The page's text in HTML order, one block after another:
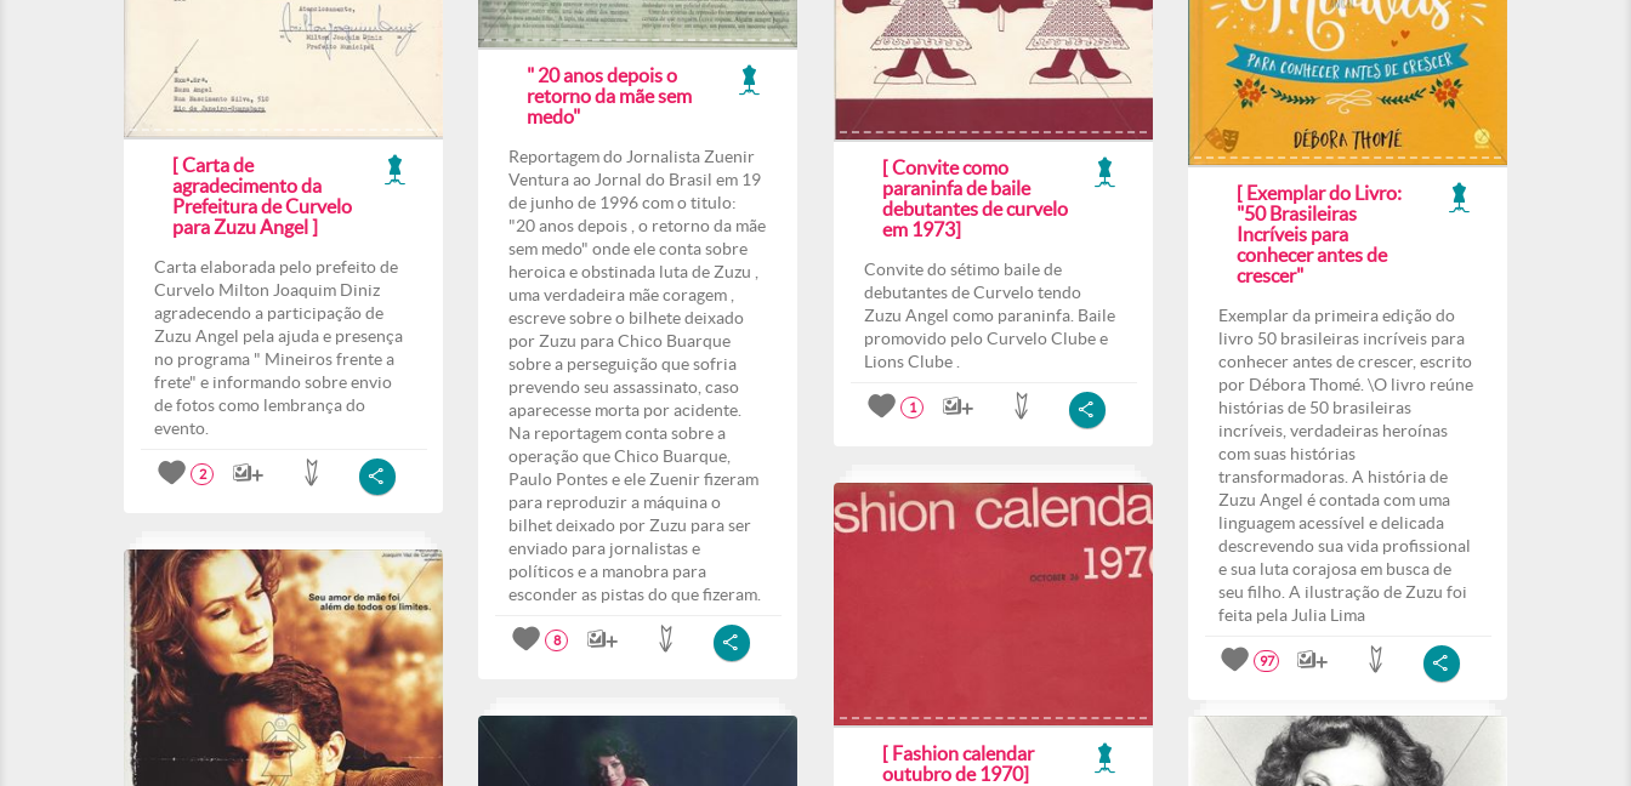
" 20 anos depois o
retorno da mãe sem
medo"
Reportagem do Jornalista Zuenir
Ventura ao Jornal do Brasil em 19
de junho de 1996 com o titulo:
"20 anos depois , o retorno da mãe
sem medo" onde ele conta sobre
heroica e obstinada luta de Zuzu ,
uma verdadeira mãe coragem ,
escreve sobre o bilhete deixado
por Zuzu para Chico Buarque
sobre a perseguição que sofria
prevendo seu assassinato, caso
aparecesse morta por acidente.
Na reportagem conta sobre a
operação que Chico Buarque,
Paulo Pontes e ele Zuenir fizeram
para reproduzir a máquina o
bilhet deixado por Zuzu para ser
enviado para jornalistas e
políticos e a manobra para
esconder as pistas do que fizeram.
8
[ Carta de
agradecimento da
Prefeitura de Curvelo
para Zuzu Angel ]
Carta elaborada pelo prefeito de
Curvelo Milton Joaquim Diniz
agradecendo a participação de
Zuzu Angel pela ajuda e presença
no programa " Mineiros frente a
frete" e informando sobre envio
de fotos como lembrança do
evento.
2
[ Convite como
paraninfa de baile
debutantes de curvelo
em 1973]
Convite do sétimo baile de
debutantes de Curvelo tendo
Zuzu Angel como paraninfa. Baile
promovido pelo Curvelo Clube e
Lions Clube .
1
[ Exemplar do Livro:
"50 Brasileiras
Incríveis para
conhecer antes de
crescer"
Exemplar da primeira edição do
livro 50 brasileiras incríveis para
conhecer antes de crescer, escrito
por Débora Thomé. \O livro reúne
histórias de 50 brasileiras
incríveis, verdadeiras heroínas
com suas histórias
transformadoras. A história de
Zuzu Angel é contada com uma
linguagem acessível e delicada
descrevendo sua vida profissional
e sua luta corajosa em busca de
seu filho. A ilustração de Zuzu foi
feita pela Julia Lima
97
[ Fashion calendar
outubro de 1970]